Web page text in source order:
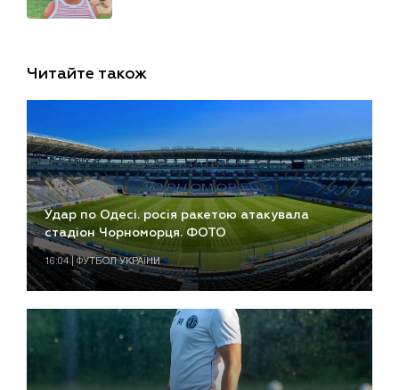
Читайте також
Удар по Одесі. росія ракетою атакувала
стадіон Чорноморця. ФОТО
16:04 | ФУТБОЛ УКРАЇНИ